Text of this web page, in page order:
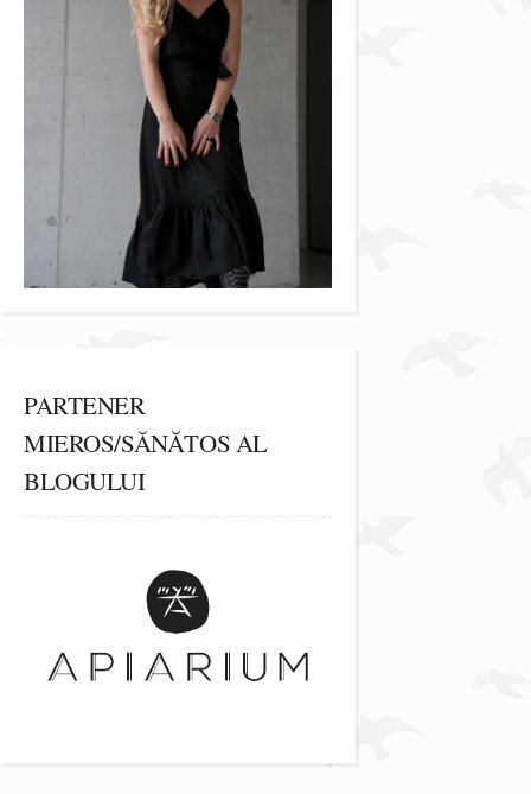
PARTENER
MIEROS/SĂNĂTOS AL
BLOGULUI